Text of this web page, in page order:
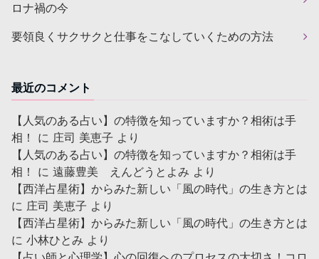
ロナ禍の今
要領良くサクサクと仕事をこなしていくための方法
最近のコメント
【人気のある占い】の特徴を知っていますか？相術は手
相！
に 庄司 美恵子 より
【人気のある占い】の特徴を知っていますか？相術は手
相！
に 遠藤豊美 えんどうとよみ より
【西洋占星術】からみた新しい「風の時代」の生き方とは
に 庄司 美恵子 より
【西洋占星術】からみた新しい「風の時代」の生き方とは
に 小林ひとみ より